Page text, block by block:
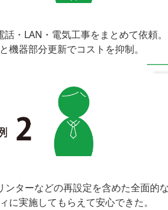
・LAN・電気工事をまとめて依頼。
機器部分更新でコストを抑制。
ンターなどの再設定を含めた全面的
に実施してもらえて安心できた。